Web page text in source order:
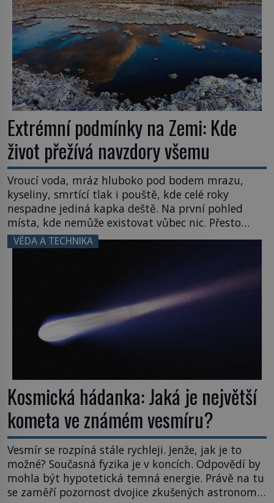
Extrémní podmínky na Zemi: Kde
život přežívá navzdory všemu
Vroucí voda, mráz hluboko pod bodem mrazu,
kyseliny, smrtící tlak i pouště, kde celé roky
nespadne jediná kapka deště. Na první pohled
místa, kde nemůže existovat vůbec nic. Přesto
právě tady vědci objevují organismy, které
posouvají hranice života. Každý nový nález mění
naše představy o tom, co všechno dokáže příroda a
napovídá, kde bychom jednou […]
VĚDA A TECHNIKA
Kosmická hádanka: Jaká je největší
kometa ve známém vesmíru?
Vesmír se rozpíná stále rychleji. Jenže, jak je to
možné? Současná fyzika je v koncích. Odpovědí by
mohla být hypotetická temná energie. Právě na tu
se zaměří pozornost dvojice zkušených astronomů.